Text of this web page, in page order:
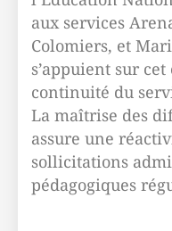
aux services
Colomiers, et
s’appuient sur
continuité du
La maîtrise des
assure une
sollicitations
pédagogiques